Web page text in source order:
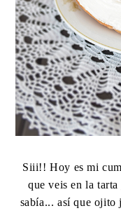
Siii!! Hoy es mi
que veis en la
sabía... así que ojito